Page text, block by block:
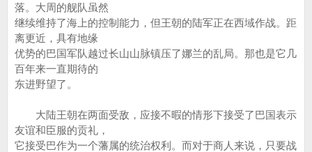
落。大周的舰队虽然
继续维持了海上的控制能力，但王朝的陆军正在西域作战。距
离更近，具有地缘
优势的巴国军队越过长山山脉镇压了娜兰的乱局。那也是它几
百年来一直期待的
东进野望了。
大陆王朝在两面受敌，应接不暇的情形下接受了巴国表示
友谊和臣服的贡礼，
它接受巴作为一个藩属的统治权利。而对于商人来说，只要战